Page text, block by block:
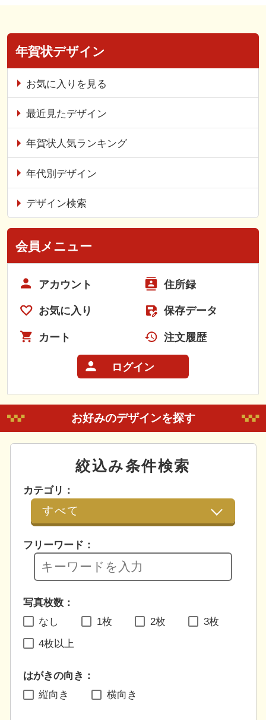
年賀状デザイン
お気に入りを見る
最近見たデザイン
年賀状人気ランキング
年代別デザイン
デザイン検索
会員メニュー
アカウント 住所録
お気に入り 保存データ
カート 注文履歴
ログイン
お好みのデザインを探す
絞込み条件検索
カテゴリ：
フリーワード：
写真枚数：
なし
1枚 2枚 3枚
4枚以上
はがきの向き：
縦向き
横向き